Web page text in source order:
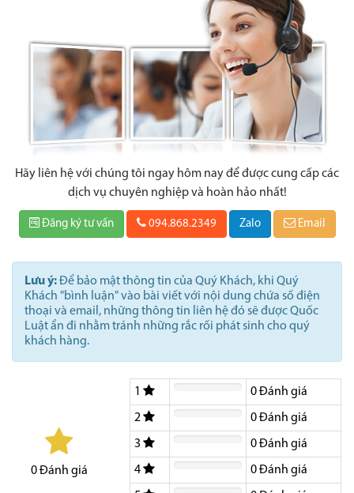
Hãy liên hệ với chúng tôi ngay hôm nay để được cung cấp các
dịch vụ chuyên nghiệp và hoàn hảo nhất!
Đăng ký tư vấn 094.868.2349 Zalo Email
Lưu ý:Để bảo mật thông tin của Quý Khách, khi Quý
Khách "bình luận" vào bài viết với nội dung chứa số điện
thoại và email, những thông tin liên hệ đó sẽ được Quốc
Luật ẩn đi nhằm tránh những rắc rối phát sinh cho quý
khách hàng.
0Đánh giá
1 0Đánh giá
2 0Đánh giá
3 0Đánh giá
4 0Đánh giá